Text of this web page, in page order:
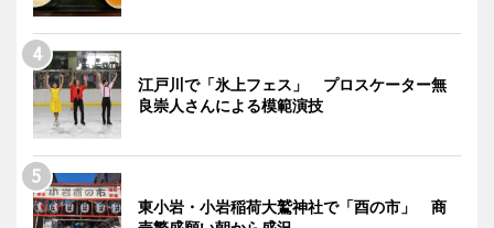
江戸川で「氷上フェス」 プロスケーター無
良崇人さんによる模範演技
東小岩・小岩稲荷大鷲神社で「酉の市」 商